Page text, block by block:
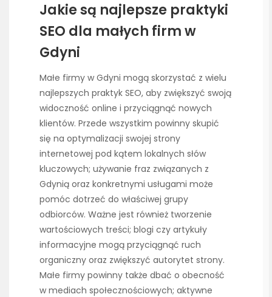
Jakie są najlepsze praktyki
SEO dla małych firm w
Gdyni
Małe firmy w Gdyni mogą skorzystać z wielu
najlepszych praktyk SEO, aby zwiększyć swoją
widoczność online i przyciągnąć nowych
klientów. Przede wszystkim powinny skupić
się na optymalizacji swojej strony
internetowej pod kątem lokalnych słów
kluczowych; używanie fraz związanych z
Gdynią oraz konkretnymi usługami może
pomóc dotrzeć do właściwej grupy
odbiorców. Ważne jest również tworzenie
wartościowych treści; blogi czy artykuły
informacyjne mogą przyciągnąć ruch
organiczny oraz zwiększyć autorytet strony.
Małe firmy powinny także dbać o obecność
w mediach społecznościowych; aktywne